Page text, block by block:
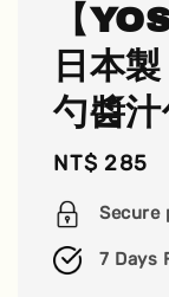
【
日本
勺醬汁
Regular
price
NT$ 285
Secure
7 Days